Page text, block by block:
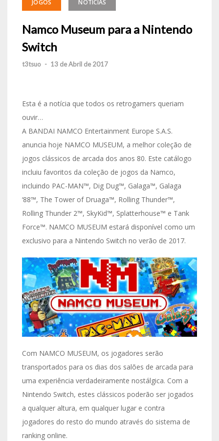
JOGOS NOTÍCIAS
Namco Museum para a Nintendo
Switch
t3tsuo - 13 de Abril de 2017
Esta é a notícia que todos os retrogamers queriam
ouvir…
A BANDAI NAMCO Entertainment Europe S.A.S.
anuncia hoje NAMCO MUSEUM, a melhor coleção de
jogos clássicos de arcada dos anos 80. Este catálogo
incluiu favoritos da coleção de jogos da Namco,
incluindo PAC-MAN™, Dig Dug™, Galaga™, Galaga
‘88™, The Tower of Druaga™, Rolling Thunder™,
Rolling Thunder 2™, SkyKid™, Splatterhouse™ e Tank
Force™. NAMCO MUSEUM estará disponível como um
exclusivo para a Nintendo Switch no verão de 2017.
Com NAMCO MUSEUM, os jogadores serão
transportados para os dias dos salões de arcada para
uma experiência verdadeiramente nostálgica. Com a
Nintendo Switch, estes clássicos poderão ser jogados
a qualquer altura, em qualquer lugar e contra
jogadores do resto do mundo através do sistema de
ranking online.